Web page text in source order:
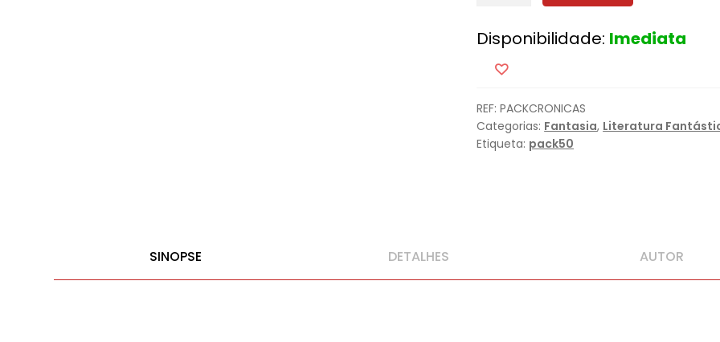
As
Crónicas
Companhia
Negra
Disponibilidade: Imediata
REF:PACKCRONICAS
Categorias: Fantasia, Literatura
Etiqueta: pack50
SINOPSE DETALHES AUTOR